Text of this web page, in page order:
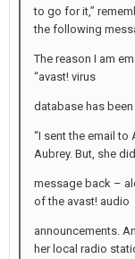
to go for it,”
the following
The reason I am
“avast! virus
database has
“I sent the email to
Aubrey. But, she
message back –
of the avast! audio
announcements.
her local radio